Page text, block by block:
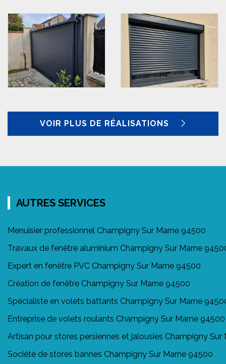
VOIR PLUS DE RÉALISATIONS
AUTRES SERVICES
Menuisier professionnel Champigny Sur Marne 94500
Travaux de fenêtre aluminium Champigny Sur Marne
Expert en fenêtre PVC Champigny Sur Marne 94500
Création de fenêtre Champigny Sur Marne 94500
Spécialiste en volets battants Champigny Sur Marne
Entreprise de volets roulants Champigny Sur Marne 94500
Artisan pour stores persiennes et jalousies Champigny Sur
Société de stores bannes Champigny Sur Marne 94500